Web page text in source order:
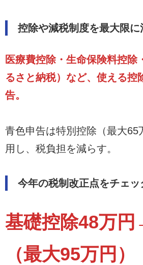
控除や減税制度を最大限に
医療費控除・生命保険料控除
るさと納税）など、使える控
告。
青色申告は特別控除（最大65
用し、税負担を減らす。
今年の税制改正点をチェッ
基礎控除48万
（最大95万円）